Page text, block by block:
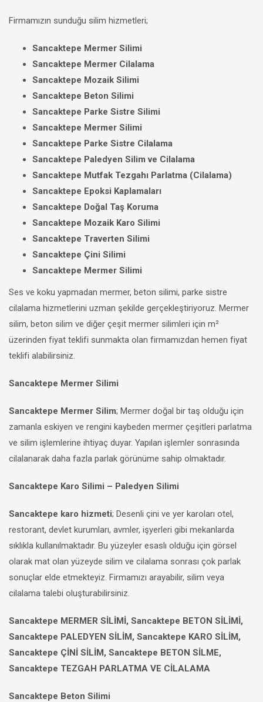
Firmamızın sunduğu silim hizmetleri;
Sancaktepe Mermer Silimi
Sancaktepe Mermer Cilalama
Sancaktepe Mozaik Silimi
Sancaktepe Beton Silimi
Sancaktepe Parke Sistre Silimi
Sancaktepe Mermer Silimi
Sancaktepe Parke Sistre Cilalama
Sancaktepe Paledyen Silim ve Cilalama
Sancaktepe Mutfak Tezgahı Parlatma (Cilalama)
Sancaktepe Epoksi Kaplamaları
Sancaktepe Doğal Taş Koruma
Sancaktepe Mozaik Karo Silimi
Sancaktepe Traverten Silimi
Sancaktepe Çini Silimi
Sancaktepe Mermer Silimi
Ses ve koku yapmadan mermer, beton silimi, parke sistre
cilalama hizmetlerini uzman şekilde gerçekleştiriyoruz. Mermer
silim, beton silim ve diğer çeşit mermer silimleri için m²
üzerinden fiyat teklifi sunmakta olan firmamızdan hemen fiyat
teklifi alabilirsiniz.
Sancaktepe Mermer Silimi
Sancaktepe Mermer Silim; Mermer doğal bir taş olduğu için
zamanla eskiyen ve rengini kaybeden mermer çeşitleri parlatma
ve silim işlemlerine ihtiyaç duyar. Yapılan işlemler sonrasında
cilalanarak daha fazla parlak görünüme sahip olmaktadır.
Sancaktepe Karo Silimi – Paledyen Silimi
Sancaktepe karo hizmeti; Desenli çini ve yer karoları otel,
restorant, devlet kurumları, avmler, işyerleri gibi mekanlarda
sıklıkla kullanılmaktadır. Bu yüzeyler esaslı olduğu için görsel
olarak mat olan yüzeyde silim ve cilalama sonrası çok parlak
sonuçlar elde etmekteyiz. Firmamızı arayabilir, silim veya
cilalama talebi oluşturabilirsiniz.
Sancaktepe MERMER SİLİMİ, Sancaktepe BETON SİLİMİ,
Sancaktepe PALEDYEN SİLİM, Sancaktepe KARO SİLİM,
Sancaktepe ÇİNİ SİLİM, Sancaktepe BETON SİLME,
Sancaktepe TEZGAH PARLATMA VE CİLALAMA
Sancaktepe Beton Silimi